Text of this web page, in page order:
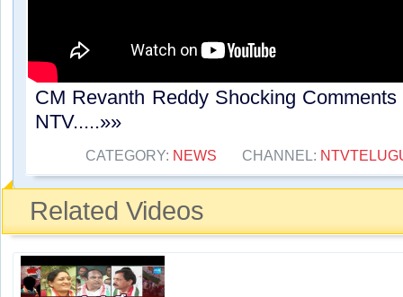
CM Revanth Reddy Shocking
NTV.....»»
CATEGORY: NEWS CHANNEL:
Related Videos